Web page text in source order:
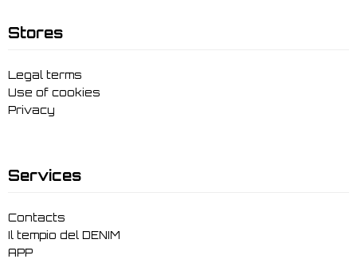
Stores
Legal terms
Use of cookies
Privacy
Services
Contacts
Il tempio del DENIM
APP